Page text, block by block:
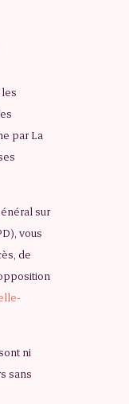
par La
sur
vous
de
ni
sans